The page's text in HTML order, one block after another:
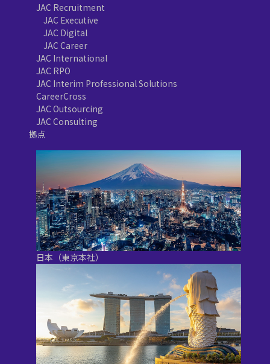
JAC Recruitment
JAC Executive
JAC Digital
JAC Career
JAC International
JAC RPO
JAC Interim Professional Solutions
CareerCross
JAC Outsourcing
JAC Consulting
拠点
日本（東京本社）